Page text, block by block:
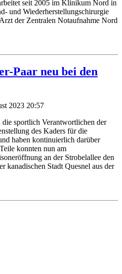
seit 2005 im Klinikum Nord in
und Wiederherstellungschirurgie
der Zentralen Notaufnahme Nord
Paar neu bei den
2023 20:57
die sportlich Verantwortlichen der
des Kaders für die
haben kontinuierlich darüber
konnten nun am
an der Strobelallee den
kanadischen Stadt Quesnel aus der